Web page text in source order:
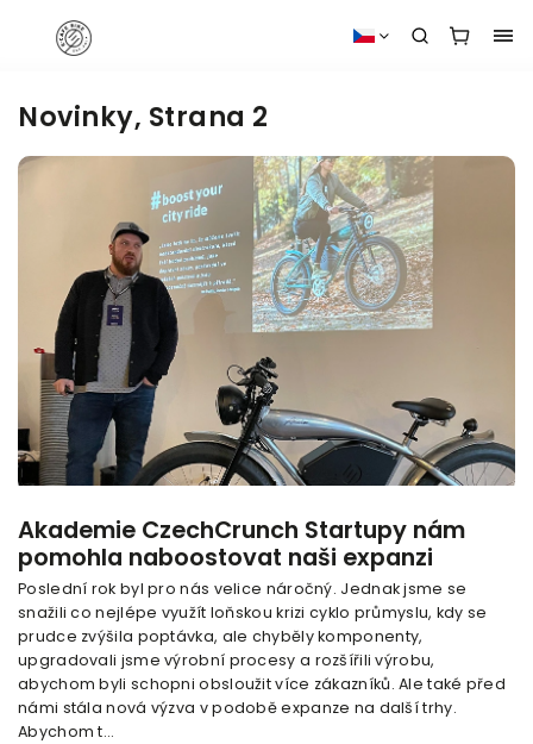
Novinky, Strana 2
Akademie CzechCrunch Startupy nám
pomohla naboostovat naši expanzi
Poslední rok byl pro nás velice náročný. Jednak jsme se
snažili co nejlépe využít loňskou krizi cyklo průmyslu, kdy se
prudce zvýšila poptávka, ale chyběly komponenty,
upgradovali jsme výrobní procesy a rozšířili výrobu,
abychom byli schopni obsloužit více zákazníků. Ale také před
námi stála nová výzva v podobě expanze na další trhy.
Abychom t...